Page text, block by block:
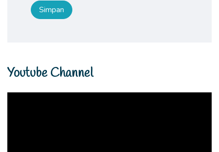
Youtube Channel